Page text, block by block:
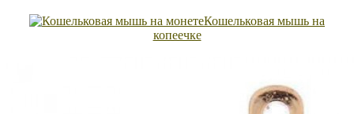
Кошельковая мышь на
копеечке